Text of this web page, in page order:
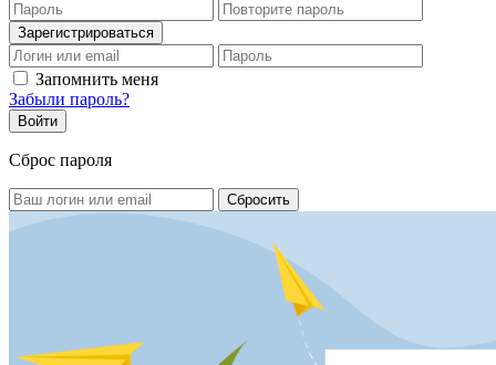
Запомнить меня
Забыли пароль?
Сброс пароля